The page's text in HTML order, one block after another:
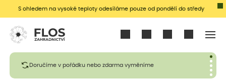
S ohledem na vysoké teploty odesíláme pouze od pondělí do středy
Doručíme v pořádku nebo zdarma vyměníme